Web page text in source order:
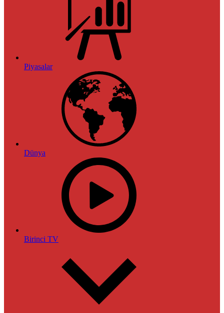
Piyasalar
Dünya
Birinci TV